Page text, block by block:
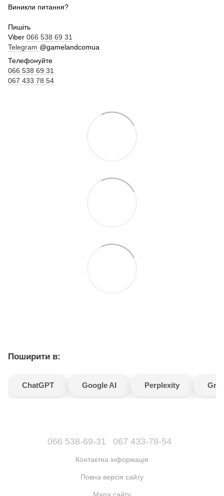
Виникли питання?
Пишіть
Viber 066 538 69 31
Telegram @gamelandcomua
Телефонуйте
066 538 69 31
067 433 78 54
Поширити в:
ChatGPT Google AI Perplexity
066 538-69-31 067 433-78-54
Контактна інформація
Повна версія сайту